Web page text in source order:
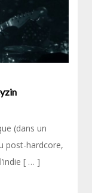
(dans un
post-hardcore,
[ … ]